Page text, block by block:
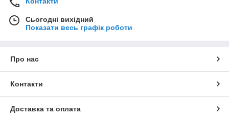
Сьогодні вихідний
Показати весь графік роботи
Про нас
Контакти
Доставка та оплата